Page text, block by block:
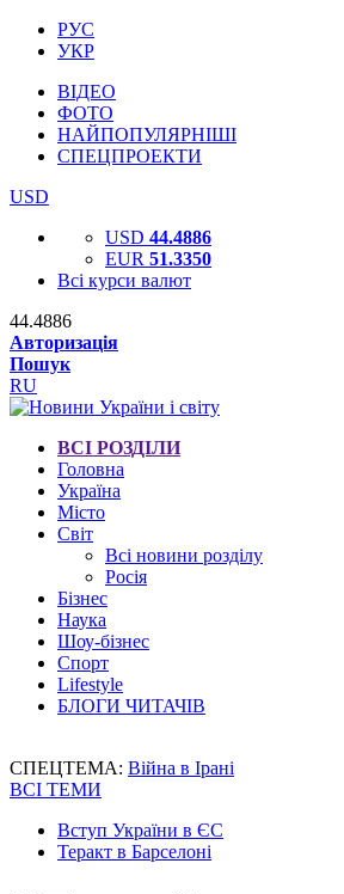
РУС
УКР
ВІДЕО
ФОТО
НАЙПОПУЛЯРНІШІ
СПЕЦПРОЕКТИ
USD
USD 44.4886
EUR 51.3350
Всі курси валют
44.4886
Авторизація
Пошук
RU
ВСІ РОЗДІЛИ
Головна
Україна
Місто
Світ
Всі новини розділу
Росія
Бізнес
Наука
Шоу-бізнес
Спорт
Lifestyle
БЛОГИ ЧИТАЧІВ
СПЕЦТЕМА: Війна в Ірані
ВСІ ТЕМИ
Вступ України в ЄС
Теракт в Барселоні